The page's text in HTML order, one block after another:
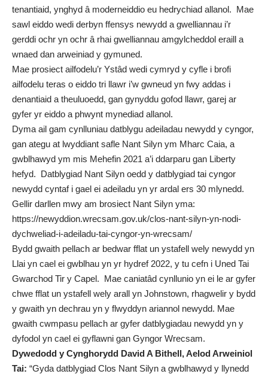
tenantiaid, ynghyd â moderneiddio eu hedrychiad allanol. Mae
sawl eiddo wedi derbyn ffensys newydd a gwelliannau i’r
gerddi ochr yn ochr â rhai gwelliannau amgylcheddol eraill a
wnaed dan arweiniad y gymuned.
Mae prosiect ailfodelu’r Ystâd wedi cymryd y cyfle i brofi
ailfodelu teras o eiddo tri llawr i’w gwneud yn fwy addas i
denantiaid a theuluoedd, gan gynyddu gofod llawr, garej ar
gyfer yr eiddo a phwynt mynediad allanol.
Dyma ail gam cynlluniau datblygu adeiladau newydd y cyngor,
gan ategu at lwyddiant safle Nant Silyn ym Mharc Caia, a
gwblhawyd ym mis Mehefin 2021 a’i ddarparu gan Liberty
hefyd. Datblygiad Nant Silyn oedd y datblygiad tai cyngor
newydd cyntaf i gael ei adeiladu yn yr ardal ers 30 mlynedd.
Gellir darllen mwy am brosiect Nant Silyn yma:
https://newyddion.wrecsam.gov.uk/clos-nant-silyn-yn-nodi-
dychweliad-i-adeiladu-tai-cyngor-yn-wrecsam/
Bydd gwaith pellach ar bedwar fflat un ystafell wely newydd yn
Llai yn cael ei gwblhau yn yr hydref 2022, y tu cefn i Uned Tai
Gwarchod Tir y Capel. Mae caniatâd cynllunio yn ei le ar gyfer
chwe fflat un ystafell wely arall yn Johnstown, rhagwelir y bydd
y gwaith yn dechrau yn y flwyddyn ariannol newydd. Mae
gwaith cwmpasu pellach ar gyfer datblygiadau newydd yn y
dyfodol yn cael ei gyflawni gan Gyngor Wrecsam.
Dywedodd y Cynghorydd David A Bithell, Aelod Arweiniol
Tai: “Gyda datblygiad Clos Nant Silyn a gwblhawyd y llynedd